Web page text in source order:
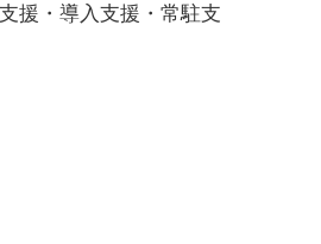
援・導入支援・常駐支